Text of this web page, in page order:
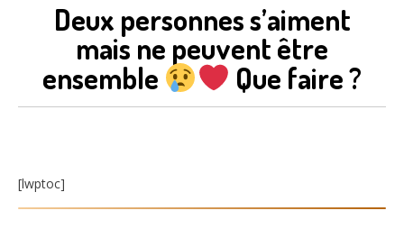
Deux personnes s’aiment
mais ne peuvent être
ensemble
Que faire ?
[lwptoc]